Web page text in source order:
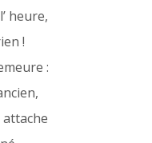
heure,
!
:
attache